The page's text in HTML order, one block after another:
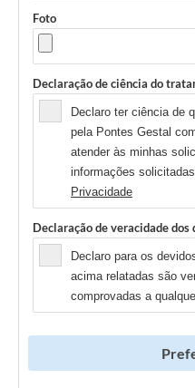
Foto
Declaração de ciência do
Declaro ter ciência de
pela Pontes Gestal
atender às minhas
informações
Privacidade
Declaração de veracidade dos
Declaro para os
acima relatadas são
comprovadas a